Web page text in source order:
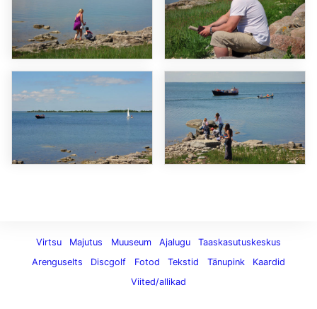
Virtsu Majutus Muuseum Ajalugu
Taaskasutuskeskus
Arenguselts
Discgolf Fotod Tekstid Tänupink
Kaardid
Viited/allikad